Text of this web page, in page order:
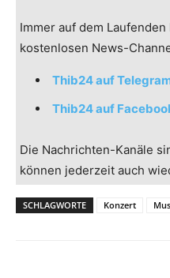
Immer auf dem
kostenlosen News-
Thib24 auf
Thib24 auf
Die Nachrichten-Kanäle
können jederzeit auch
SCHLAGWORTE Konzert